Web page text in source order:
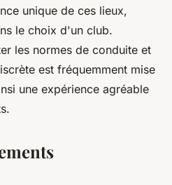
unique de ces lieux,
le choix d'un club.
les normes de conduite et
est fréquemment mise
une expérience agréable